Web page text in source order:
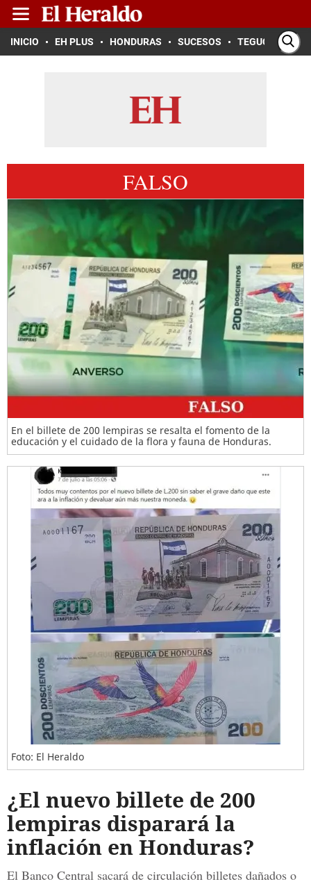
INICIO EH PLUS HONDURAS SUCESOS TEGUCIGALPA
FALSO
En el billete de 200 lempiras se resalta el fomento de la
educación y el cuidado de la flora y fauna de Honduras.
Foto: El Heraldo
¿El nuevo billete de 200
lempiras disparará la
inflación en Honduras?
El Banco Central sacará de circulación billetes dañados o